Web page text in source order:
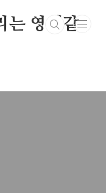
는 영원같